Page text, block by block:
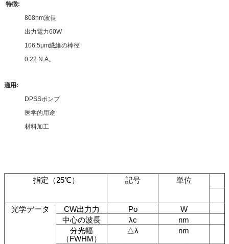
特徴:
808nm波長
出力電力60W
106.5μm繊維の棒径
0.22 N.A。
適用:
DPSSポンプ
医学的用途
材料加工
指定（25℃） 記号
単位
光学データ
CW出力力 Po
W
中心の波長
λc
nm
分光幅
（FWHM）
△λ nm